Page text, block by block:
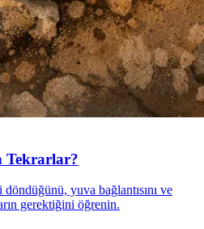
Tekrarlar?
yuva bağlantısını ve
gerektiğini öğrenin.